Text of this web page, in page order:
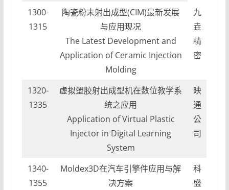
1300-
1315
陶瓷粉末射出成型(CIM)最新发展
与应用现况
The Latest Development and
Application of Ceramic Injection
Molding
九
垚
精
密
1320-
1335
虚拟塑胶射出成型机在数位教学系
统之应用
Application of Virtual Plastic
Injector in Digital Learning
System
映
通
公
司
1340-
1355
Moldex3D在汽车引擎件应用与解
决方案
科
盛